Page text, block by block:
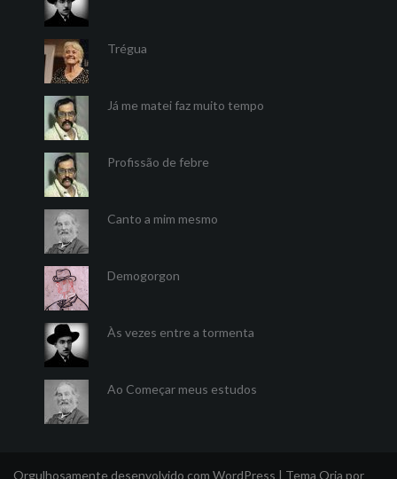
Trégua
Já me matei faz muito tempo
Profissão de febre
Canto a mim mesmo
Demogorgon
Às vezes entre a tormenta
Ao Começar meus estudos
Orgulhosamente desenvolvido com WordPress | Tema Oria por